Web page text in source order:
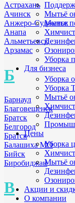
Астрахань
Ачинск
Анжеро-Судженск
Анапа
Альметьевск
Арзамас
Б
Барнаул
Благовещенск
Братск
Белгород
Братск
Балашиха МО
Бийск
Биробиджан
В
Мытьё
Мытье
Уборка
Для бизнеса
Уборка
Уборка
Мытьё
Цены
Уборка
Мытьё
Акции и
О компании